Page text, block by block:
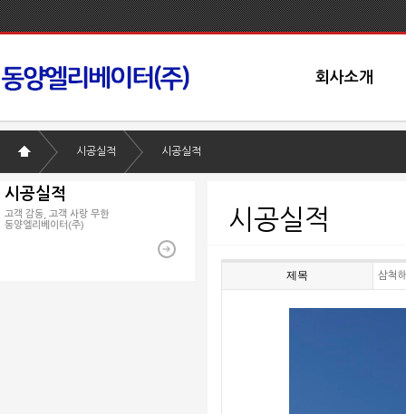
회사소개
시공실적 시공실적
시공실적
고객 감동, 고객 사랑 무한
동양엘리베이터(주)
시공실적
제목 삼척